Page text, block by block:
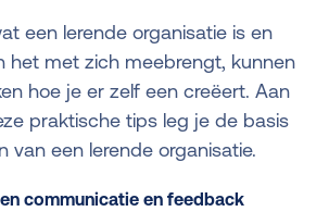
een lerende organisatie is en
het met zich meebrengt, kunnen
hoe je er zelf een creëert. Aan
praktische tips leg je de basis
van een lerende organisatie.
communicatie en feedback